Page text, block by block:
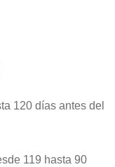
120 días antes del
119 hasta 90